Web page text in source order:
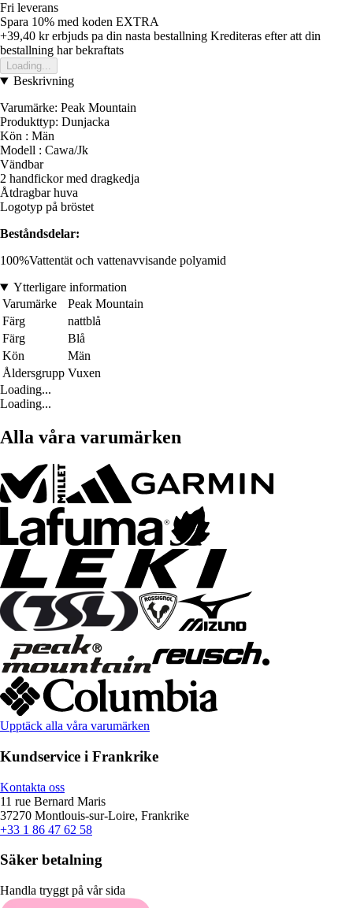
Fri leverans
Spara 10% med koden EXTRA
+39,40 krerbjuds pa din nasta bestallning Krediteras efter att din
bestallning har bekraftats
Loading...
Beskrivning
Varumärke: Peak Mountain
Produkttyp: Dunjacka
Kön : Män
Modell : Cawa/Jk
Vändbar
2 handfickor med dragkedja
Åtdragbar huva
Logotyp på bröstet
Beståndsdelar:
100%Vattentät och vattenavvisande polyamid
Ytterligare information
Varumärke
Peak Mountain
Färg
nattblå
Färg
Blå
Kön
Män
Åldersgrupp Vuxen
Loading...
Loading...
Alla våra varumärken
Upptäck alla våra varumärken
Kundservice i Frankrike
Kontakta oss
11 rue Bernard Maris
37270 Montlouis-sur-Loire, Frankrike
+33 1 86 47 62 58
Säker betalning
Handla tryggt på vår sida